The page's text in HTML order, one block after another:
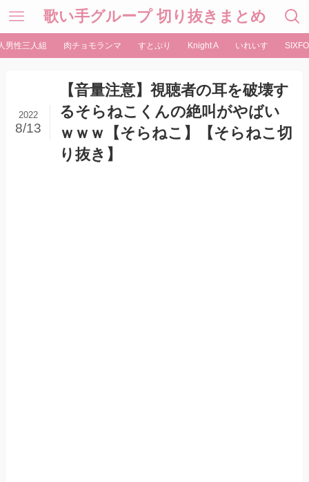
歌い手グループ 切り抜きまとめ
男性三人組 肉チョモランマ すとぷり Knight A いれいす
【音量注意】視聴者の耳を破壊す
るそらねこくんの絶叫がやばい
ｗｗｗ【そらねこ】【そらねこ切
り抜き】
2022
8/13